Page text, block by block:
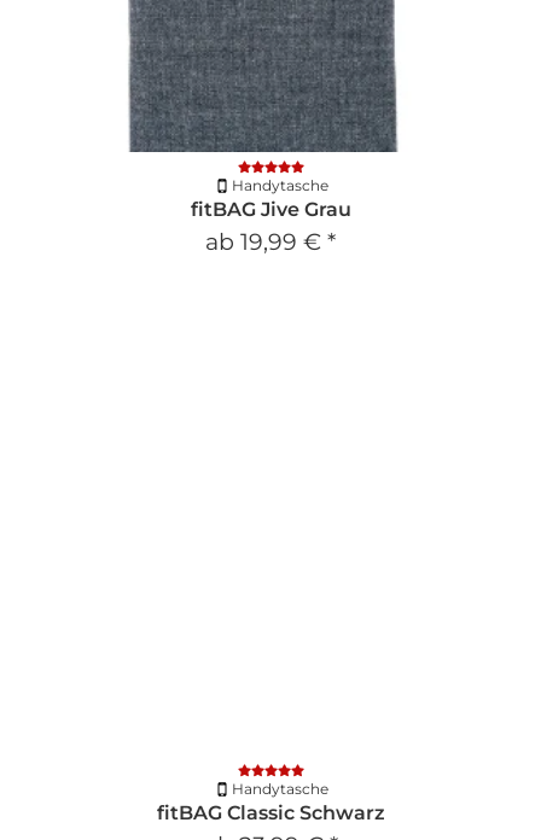
Handytasche
fitBAG Jive Grau
ab 19,99 € *
Handytasche
fitBAG Classic Schwarz